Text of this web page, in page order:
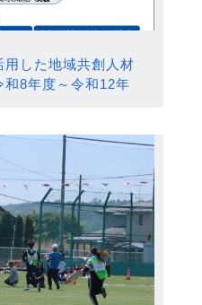
した地域共創人材
8年度～令和12年